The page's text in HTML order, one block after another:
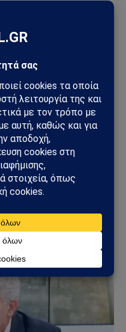
– Σίγησε μία
του ελληνικού